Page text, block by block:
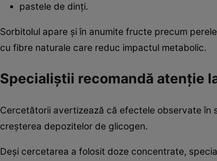
pastele de dinți.
Sorbitolul apare și în anumite fructe precum
cu fibre naturale care reduc impactul metabolic.
Specialiștii recomandă atenție
Cercetătorii avertizează că efectele observate în
creșterea depozitelor de glicogen.
Deși cercetarea a folosit doze concentrate,